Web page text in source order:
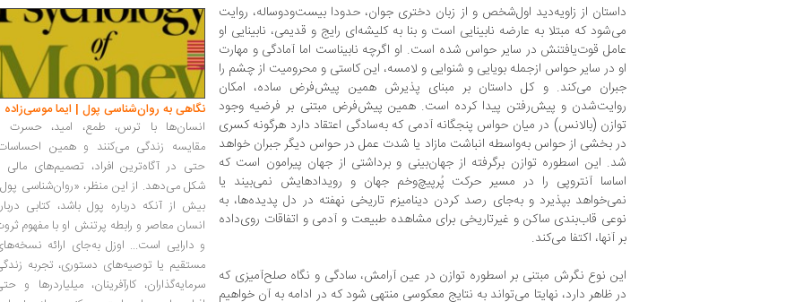
داستان از زاویه‌دید اول‌شخص و از زبان دختری جوان، حدودا بیست‌ودوساله، روایت
می‌شود که مبتلا به عارضه نابینایی است و بنا به کلیشه‌ای رایج و قدیمی، نابینایی او
عامل قوت‌یافتنش در سایر حواس شده است. او اگرچه نابیناست اما آمادگی و مهارت
او در سایر حواس ازجمله بویایی و شنوایی و لامسه، این کاستی و محرومیت از چشم را
جبران می‌کند. و کل داستان بر مبنای پذیرش همین پیش‌فرض ساده، امکان
روایت‌شدن و پیش‌رفتن پیدا کرده است. همین پیش‌فرض مبتنی بر فرضیه وجود
توازن (بالانس) در میان حواس پنجگانه آدمی که به‌سادگی اعتقاد دارد هرگونه کسری
در بخشی از حواس به‌واسطه انباشت مازاد یا شدت عمل در حواس دیگر جبران خواهد
شد. این اسطوره توازن برگرفته از جهان‌بینی و برداشتی از جهان پیرامون است که
اساسا آنتروپی را در مسیر حرکت پُرپیچ‌وخم جهان و رویدادهایش نمی‌بیند یا
نمی‌خواهد بپذیرد و به‌جای رصد کردن دینامیزم تاریخی نهفته در دل پدیده‌ها، به
نوعی قاب‌بندی ساکن و غیرتاریخی برای مشاهده طبیعت و آدمی و اتفاقات روی‌داده
بر آنها، اکتفا می‌کند.
این نوع نگرش مبتنی بر اسطوره توازن در عین آرامش، سادگی و نگاه صلح‌آمیزی که
در ظاهر دارد، نهایتا می‌تواند به نتایج معکوسی منتهی شود که در ادامه به آن خواهیم
نگاهی به روان‌شناسی پول | ایما موسی‌زاده
انسان‌ها با ترس، طمع، امید، حسرت
مقایسه زندگی می‌کنند و همین
حتی در آگاه‌ترین افراد، تصمیم‌های مالی
شکل می‌دهد. از این منظر، «روان‌شناسی
بیش از آنکه درباره پول باشد، کتابی
انسان معاصر و رابطه پرتنش او با مفهوم
و دارایی است... اوزل به‌جای ارائه
مستقیم یا توصیه‌های دستوری، تجربه
سرمایه‌گذاران، کارآفرینان، میلیاردرها و